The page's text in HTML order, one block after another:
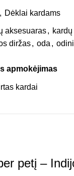
, Dėklai kardams
aksesuaras,
diržas, oda ,
apmokėjimas
petį –